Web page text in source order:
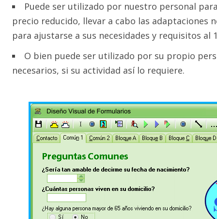
Puede ser utilizado por nuestro personal
precio reducido, llevar a cabo las adaptaciones
para ajustarse a sus necesidades y requisitos al
O bien puede ser utilizado por su propio
necesarios, si su actividad así lo requiere.